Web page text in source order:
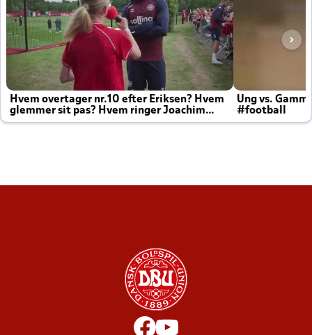
Hvem overtager nr.10 efter Eriksen? Hvem
glemmer sit pas? Hvem ringer Joachim
altid til efter kampe?
Ung vs.
#football